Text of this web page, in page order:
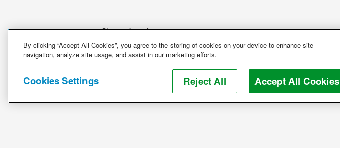
Otras categorías
Vehículos
Artículos de cuidado especial
Mascotas
Basura y chatarra
By clicking “Accept All Cookies”, you agree to the storing of cookies on your device to enhance site
navigation, analyze site usage, and assist in our marketing efforts.
Reject All Accept All Cookies
Cookies Settings